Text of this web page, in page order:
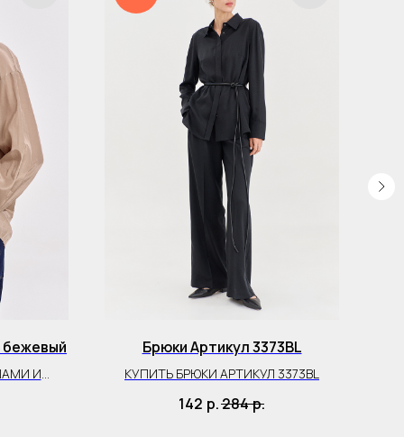
бежевый
И
Брюки Артикул 3373BL
КУПИТЬ БРЮКИ АРТИКУЛ 3373BL
142 р.284р.